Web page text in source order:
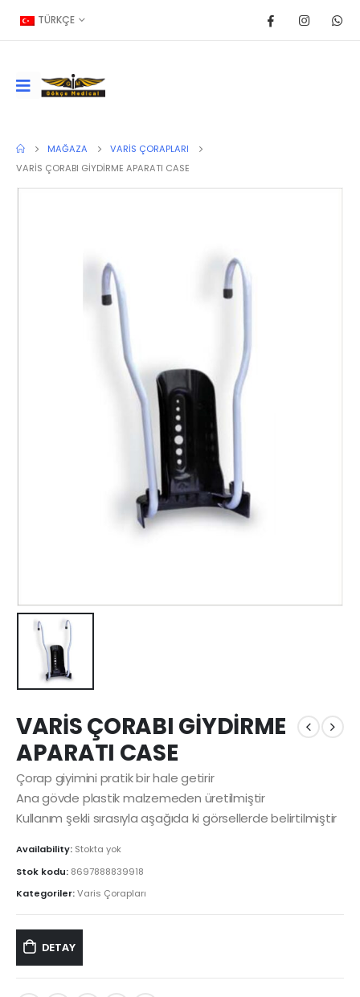
TÜRKÇE
MAĞAZA
VARIS ÇORAPLARI
VARİS ÇORABI GİYDİRME APARATI CASE
VARİS ÇORABI GİYDİRME
APARATI CASE
Çorap giyimini pratik bir hale getirir
Ana gövde plastik malzemeden üretilmiştir
Kullanım şekli sırasıyla aşağıda ki görsellerde belirtilmiştir
Availability: Stokta yok
Stok kodu: 8697888839918
Kategoriler:Varis Çorapları
DETAY